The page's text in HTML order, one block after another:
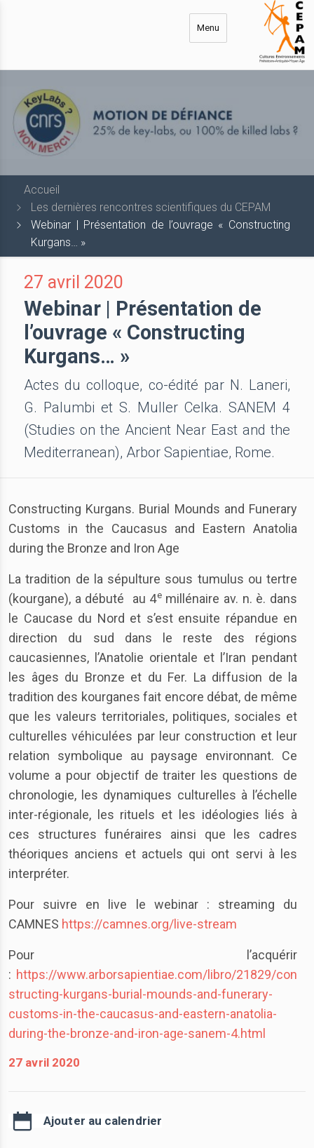
Menu
Accueil
Les dernières rencontres scientifiques du CEPAM
Webinar | Présentation de l’ouvrage « Constructing
Kurgans… »
27 avril 2020
Webinar | Présentation de
l’ouvrage « Constructing
Kurgans… »
Actes du colloque, co-édité par N. Laneri,
G. Palumbi et S. Muller Celka. SANEM 4
(Studies on the Ancient Near East and the
Mediterranean), Arbor Sapientiae, Rome.
Constructing Kurgans. Burial Mounds and Funerary
Customs in the Caucasus and Eastern Anatolia
during the Bronze and Iron Age
La tradition de la sépulture sous tumulus ou tertre
(kourgane), a débuté au 4emillénaire av. n. è. dans
le Caucase du Nord et s’est ensuite répandue en
direction du sud dans le reste des régions
caucasiennes, l’Anatolie orientale et l’Iran pendant
les âges du Bronze et du Fer. La diffusion de la
tradition des kourganes fait encore débat, de même
que les valeurs territoriales, politiques, sociales et
culturelles véhiculées par leur construction et leur
relation symbolique au paysage environnant. Ce
volume a pour objectif de traiter les questions de
chronologie, les dynamiques culturelles à l’échelle
inter-régionale, les rituels et les idéologies liés à
ces structures funéraires ainsi que les cadres
théoriques anciens et actuels qui ont servi à les
interpréter.
Pour suivre en live le webinar : streaming du
CAMNES https://camnes.org/live-stream
Pour l’acquérir
: https://www.arborsapientiae.com/libro/21829/con
structing-kurgans-burial-mounds-and-funerary-
customs-in-the-caucasus-and-eastern-anatolia-
during-the-bronze-and-iron-age-sanem-4.html
27 avril 2020
Ajouter au calendrier